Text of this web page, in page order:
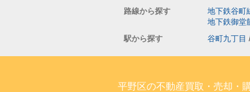
路線から探す
地下鉄谷町
地下鉄御堂
駅から探す
谷町九丁目
平野区の不動産買取・売却・